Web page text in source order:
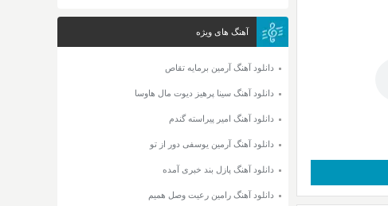
آهنگ های ویژه
دانلود آهنگ آرمین برمایه تقاص
دانلود آهنگ سینا پرهیز دیوت مال هاوسا
دانلود آهنگ امیر پیراسته گندم
دانلود آهنگ آرمین یوسفی دور از تو
دانلود آهنگ پازل بند خبری آمده
دانلود آهنگ رامین رعیت وصل همیم